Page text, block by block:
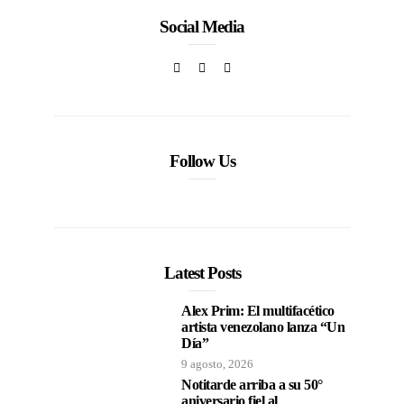
Social Media
Follow Us
Latest Posts
Alex Prim: El multifacético
artista venezolano lanza “Un
Día”
9 agosto, 2026
Notitarde arriba a su 50°
aniversario fiel al